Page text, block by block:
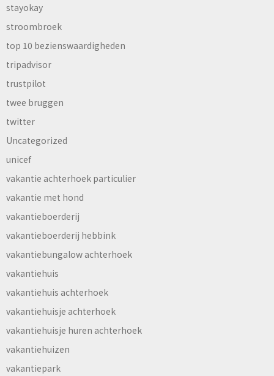
stayokay
stroombroek
top 10 bezienswaardigheden
tripadvisor
trustpilot
twee bruggen
twitter
Uncategorized
unicef
vakantie achterhoek particulier
vakantie met hond
vakantieboerderij
vakantieboerderij hebbink
vakantiebungalow achterhoek
vakantiehuis
vakantiehuis achterhoek
vakantiehuisje achterhoek
vakantiehuisje huren achterhoek
vakantiehuizen
vakantiepark